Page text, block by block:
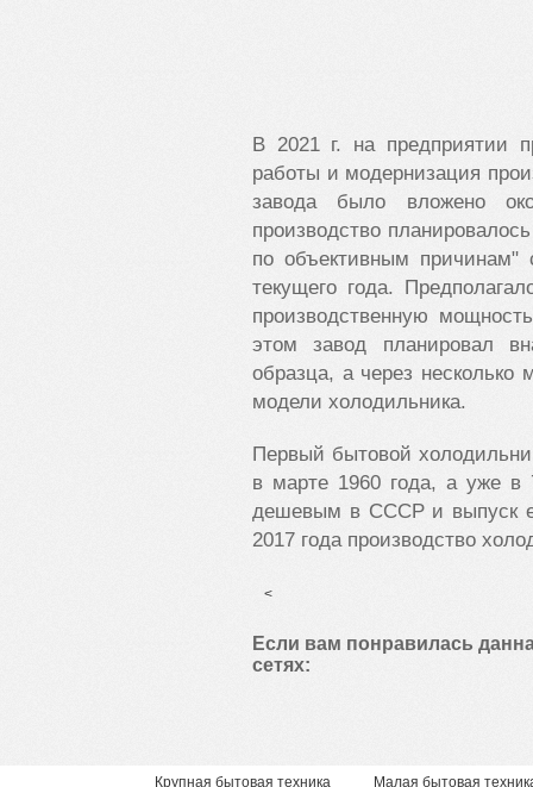
В 2021 г. на предприятии
работы и модернизация
завода было вложено
производство
по объективным причинам"
текущего года.
производственную
этом завод планировал
образца, а через несколько
модели холодильника.
Первый бытовой
в марте 1960 года, а уже в
дешевым в СССР и выпуск
2017 года производство
<
Если вам понравилась
сетях:
Крупная бытовая техника Малая бытовая